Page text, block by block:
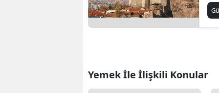
Yemek İle İlişkili Konular